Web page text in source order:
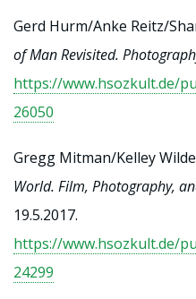
Gerd Hurm/Anke Reitz/
of Man Revisited.
https://www.hsozkult.de/
26050
Gregg Mitman/Kelley
World. Film, Photography,
19.5.2017.
https://www.hsozkult.de/
24299